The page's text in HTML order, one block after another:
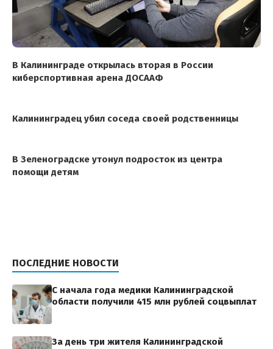
В Калининграде открылась вторая в России
киберспортивная арена ДОСААФ
Калининградец убил соседа своей родственницы
В Зеленоградске утонул подросток из центра
помощи детям
ПОСЛЕДНИЕ НОВОСТИ
С начала года медики Калининградской
области получили 415 млн рублей соцвыплат
За день три жителя Калининградской